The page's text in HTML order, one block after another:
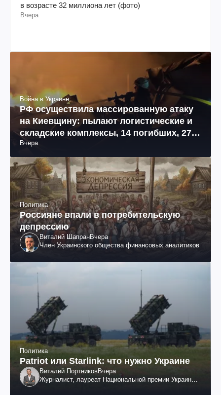
в возрасте 32 миллиона лет (фото)
Вчера
Война в Украине
РФ осуществила массированную атаку
на Киевщину: пылают логистические и
складские комплексы, 14 погибших, 27
раненых (фото, видео)
Вчера
Политика
Россияне впали в потребительскую
депрессию
Виталий ШапранВчера
Член Украинского общества финансовых аналитиков
Политика
Patriot или Starlink: что нужно Украине
Виталий ПортниковВчера
Журналист, лауреат Национальной премии Украины